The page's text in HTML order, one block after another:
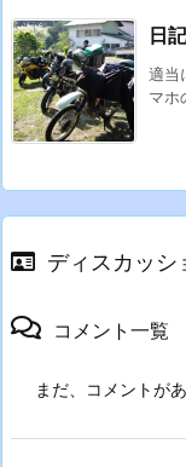
日
適当
マホ
ディスカッシ
コメント一覧
まだ、コメントが